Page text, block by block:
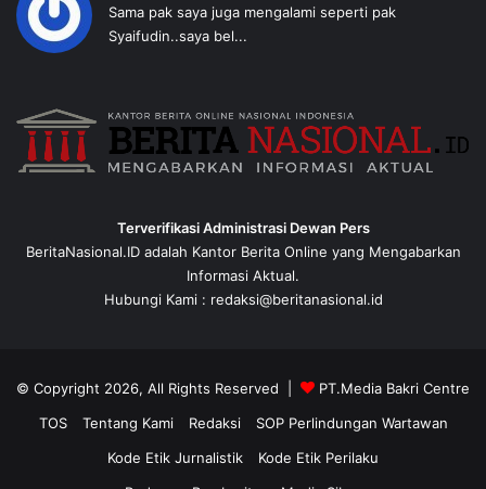
Sama pak saya juga mengalami seperti pak
Syaifudin..saya bel...
Terverifikasi Administrasi Dewan Pers
BeritaNasional.ID adalah Kantor Berita Online yang Mengabarkan
Informasi Aktual.
Hubungi Kami : redaksi@beritanasional.id
© Copyright 2026, All Rights Reserved |
PT.Media Bakri Centre
TOS
Tentang Kami Redaksi
SOP Perlindungan Wartawan
Kode Etik Jurnalistik
Kode Etik Perilaku